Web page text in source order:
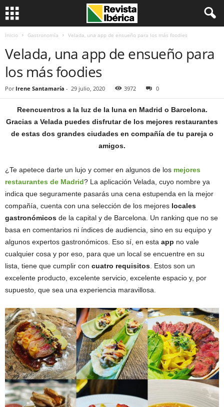
Inicio Gastronomía Velada, una app de ensueño para los más foodies
Velada, una app de ensueño para
los más foodies
Por Irene Santamaría - 29 julio, 2020 3972 0
Reencuentros a la luz de la luna en Madrid o Barcelona.
Gracias a Velada puedes disfrutar de los mejores restaurantes
de estas dos grandes ciudades en compañía de tu pareja o
amigos.
¿Te apetece darte un lujo y comer en algunos de los mejores
restaurantes de Madrid? La aplicación Velada, cuyo nombre ya
indica que seguramente pasarás una cena estupenda en la mejor
compañía, cuenta con una selección de los mejores locales
gastronómicos de la capital y de Barcelona. Un ranking que no se
basa en comentarios ni índices de audiencia, sino en su equipo y
algunos expertos gastronómicos. Eso sí, en esta app no vale
cualquier cosa y por eso, para que un local se encuentre en su
lista, tiene que cumplir con cuatro requisitos . Estos son un
excelente producto, excelente servicio, excelente espacio y, por
supuesto, que sea una experiencia maravillosa.